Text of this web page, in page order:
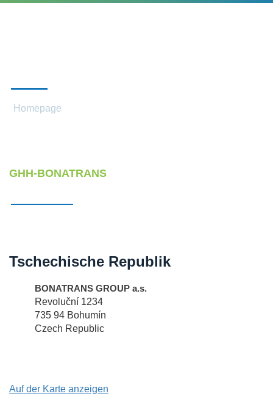
Homepage
GHH-BONATRANS
Tschechische Republik
BONATRANS GROUP a.s.
Revoluční 1234
735 94 Bohumín
Czech Republic
Auf der Karte anzeigen